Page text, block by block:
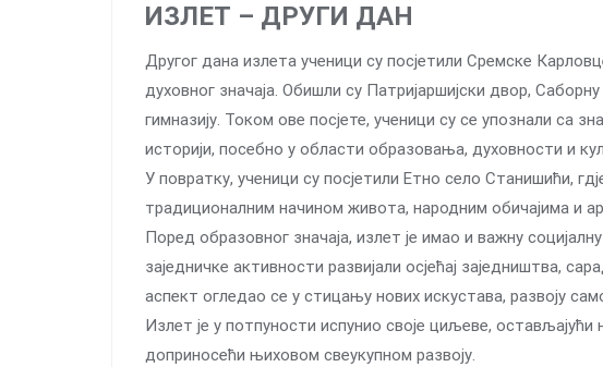
ИЗЛЕТ – ДРУГИ ДАН
Другог дана излета ученици су посјетили Сремске
духовног значаја. Обишли су Патријаршијски двор,
гимназију. Током ове посјете, ученици су се упознали са
историји, посебно у области образовања, духовности и
У повратку, ученици су посјетили Етно село Станишићи,
традиционалним начином живота, народним обичајима и
Поред образовног значаја, излет је имао и важну
заједничке активности развијали осјећај заједништва,
аспект огледао се у стицању нових искустава, развоју
Излет је у потпуности испунио своје циљеве, остављајући
доприносећи њиховом свеукупном развоју.